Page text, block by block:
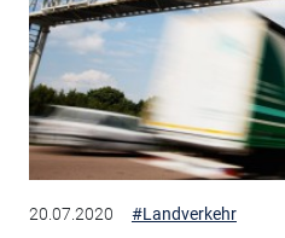
20.07.2020 #Landverkehr